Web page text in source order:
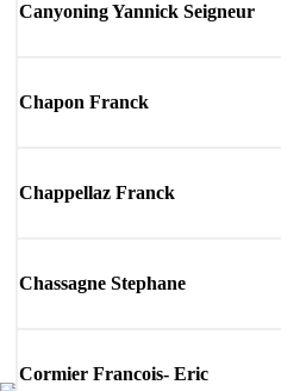
Canyoning Yannick Seigneur
Chapon Franck
Chappellaz Franck
Chassagne Stephane
Cormier Francois- Eric